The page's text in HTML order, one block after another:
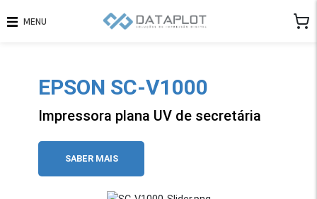
MENU
EPSON SC-V1000
Impressora plana UV de secretária
SABER MAIS